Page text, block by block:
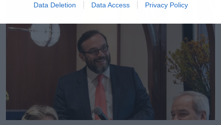
Data Deletion Data Access Privacy Policy